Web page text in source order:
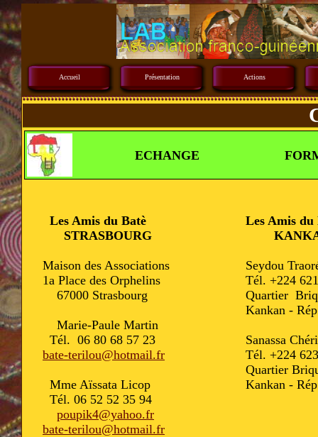
Accueil Présentation Actions
ECHANGE
Les Amis du Batè
STRASBOURG
Maison des Associations
1a Place des Orphelins
67000 Strasbourg
Marie-Paule Martin
Tél. 06 80 68 57 23
bate-terilou@hotmail.fr
Mme Aïssata Licop
Tél. 06 52 52 35 94
poupik4@yahoo.fr
bate-terilou@hotmail.fr
Les Amis du
Seydou
Tél. +224
Quartier
Kankan -
Sanassa
Tél. +224
Quartier
Kankan -